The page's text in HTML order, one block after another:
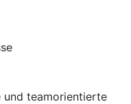
und teamorientierte